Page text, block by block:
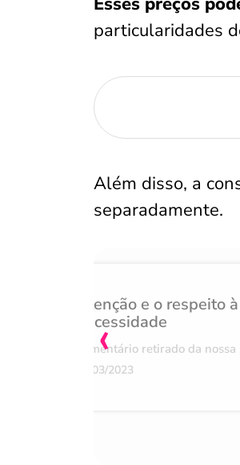
particularidades
Além disso, a
separadamente.
Atenção e o respeito
necessidade
Comentário retirado da
07/03/2023
‹